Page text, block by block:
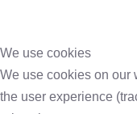
We use cookies
We use cookies on our
the user experience